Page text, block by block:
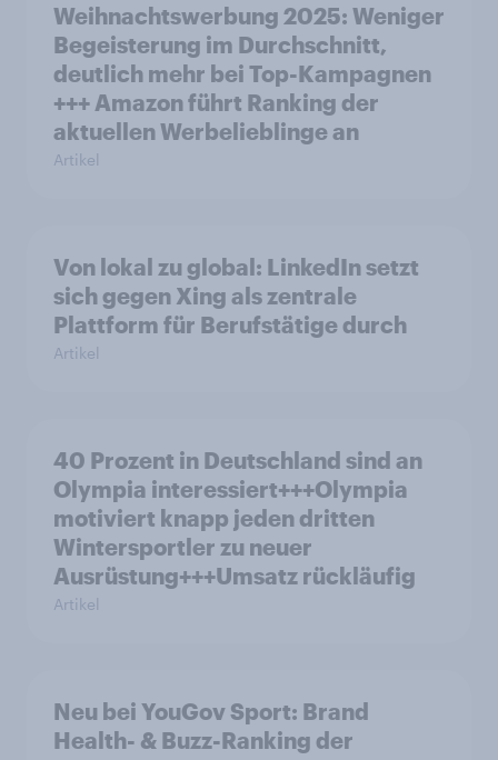
Weihnachtswerbung 2025: Weniger
Begeisterung im Durchschnitt,
deutlich mehr bei Top-Kampagnen
+++ Amazon führt Ranking der
aktuellen Werbelieblinge an
Artikel
Von lokal zu global: LinkedIn setzt
sich gegen Xing als zentrale
Plattform für Berufstätige durch
Artikel
40 Prozent in Deutschland sind an
Olympia interessiert+++Olympia
motiviert knapp jeden dritten
Wintersportler zu neuer
Ausrüstung+++Umsatz rückläufig
Artikel
Neu bei YouGov Sport: Brand
Health- & Buzz-Ranking der